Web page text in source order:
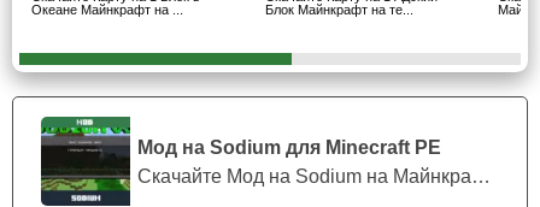
Мод на Sodium для Minecraft PE
Скачайте Мод на Sodium на Майнкрафт П...
Бесконечный блок
Автор карты Майнкрафт ПЕ продумал интересный бонус
для игроков в виде 1 бесконечного блока. В ходе игры
пользователи столкнутся с разными испытаниями в
Океане Майнкрафт на ...
Блок Майнкрафт на те...